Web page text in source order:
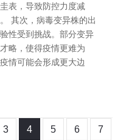
表，导致防控力度减
其次，病毒变异株的出
性受到挑战。部分变异
略，使得疫情更难为
情可能会形成更大边
3 4 5 6 7